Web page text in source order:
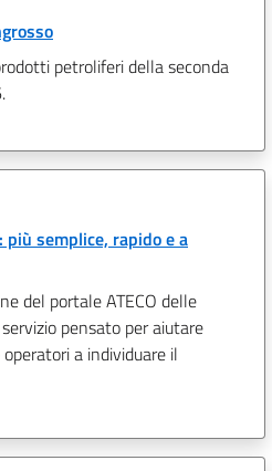
petroliferi della seconda
più semplice, rapido e a
del portale ATECO delle
pensato per aiutare
a individuare il